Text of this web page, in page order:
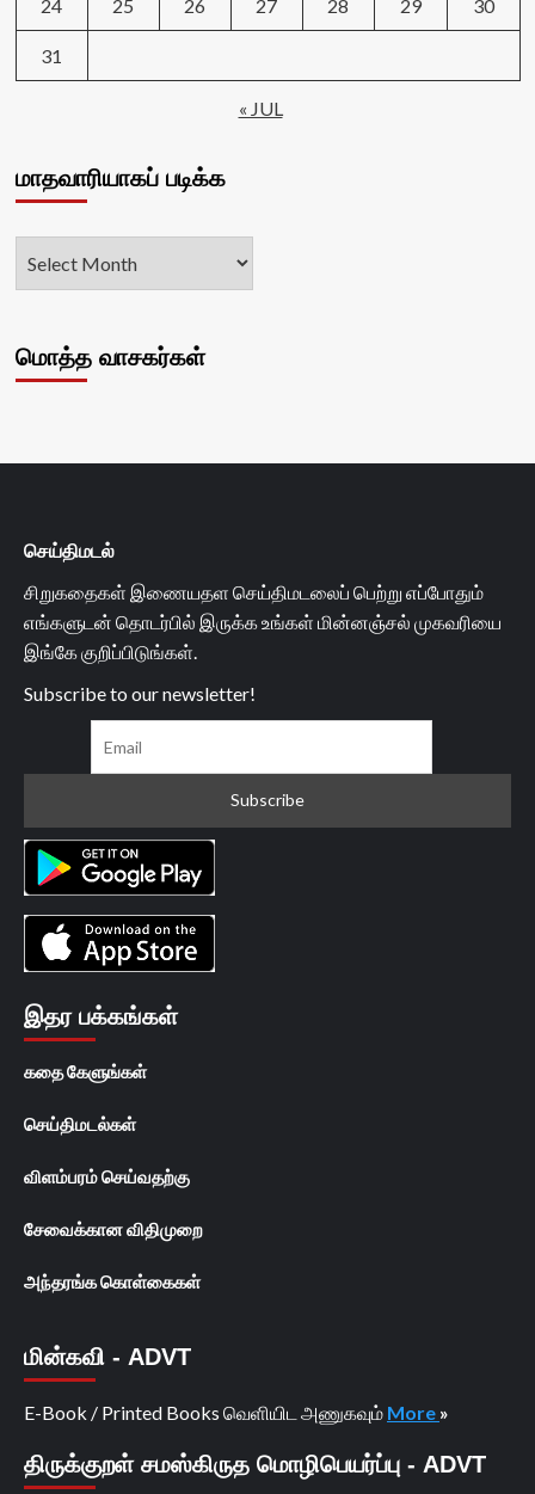
24 25 26 27 28 29 30
31
« JUL
மாதவாரியாகப் படிக்க
மொத்த வாசகர்கள்
செய்திமடல்
சிறுகதைகள் இணையதள செய்திமடலைப் பெற்று எப்போதும்
எங்களுடன் தொடர்பில் இருக்க உங்கள் மின்னஞ்சல் முகவரியை
இங்கே குறிப்பிடுங்கள்.
Subscribe to our newsletter!
இதர பக்கங்கள்
கதை கேளுங்கள்
செய்திமடல்கள்
விளம்பரம் செய்வதற்கு
சேவைக்கான விதிமுறை
அந்தரங்க கொள்கைகள்
மின்கவி - ADVT
E-Book / Printed Books வெளியிட அணுகவும் More »
திருக்குறள் சமஸ்கிருத மொழிபெயர்ப்பு - ADVT